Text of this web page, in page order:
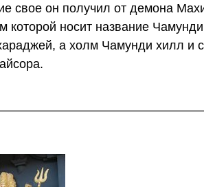
свое он получил от демона
носит название
а холм Чамунди хилл и